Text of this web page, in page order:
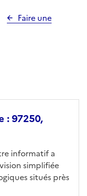
Faire une
presse-papier
: 97250,
informatif a
simplifiée
situés près